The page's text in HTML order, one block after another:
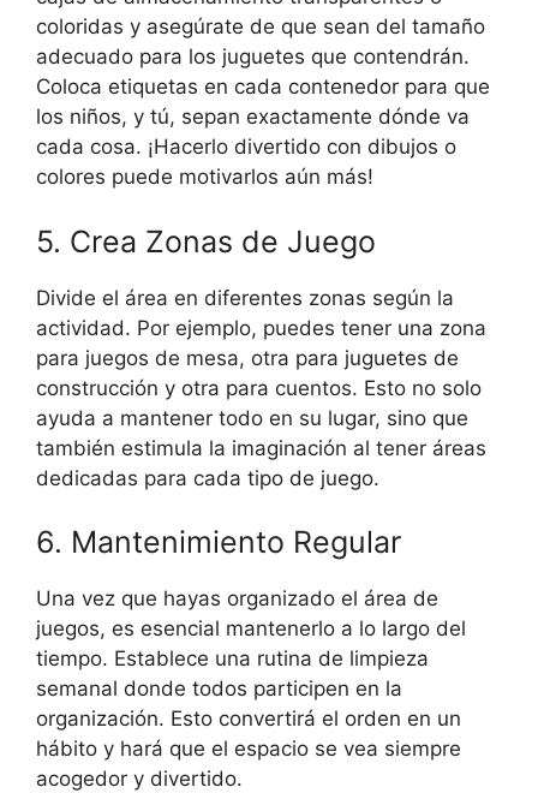
coloridas y asegúrate de que sean del tamaño
adecuado para los juguetes que contendrán.
Coloca etiquetas en cada contenedor para que
los niños, y tú, sepan exactamente dónde va
cada cosa. ¡Hacerlo divertido con dibujos o
colores puede motivarlos aún más!
5. Crea Zonas de Juego
Divide el área en diferentes zonas según la
actividad. Por ejemplo, puedes tener una zona
para juegos de mesa, otra para juguetes de
construcción y otra para cuentos. Esto no solo
ayuda a mantener todo en su lugar, sino que
también estimula la imaginación al tener áreas
dedicadas para cada tipo de juego.
6. Mantenimiento Regular
Una vez que hayas organizado el área de
juegos, es esencial mantenerlo a lo largo del
tiempo. Establece una rutina de limpieza
semanal donde todos participen en la
organización. Esto convertirá el orden en un
hábito y hará que el espacio se vea siempre
acogedor y divertido.